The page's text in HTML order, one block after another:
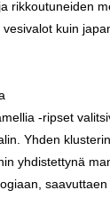
rikkoutuneiden
kuin
-ripset
Yhden
yhdistettynä